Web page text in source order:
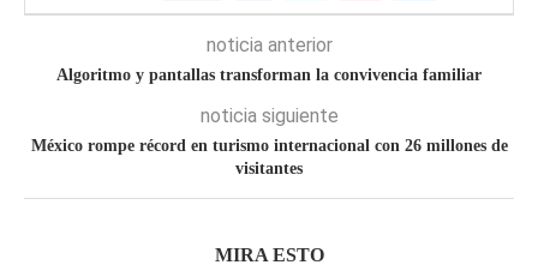
noticia anterior
Algoritmo y pantallas transforman la convivencia familiar
noticia siguiente
México rompe récord en turismo internacional con 26 millones de
visitantes
MIRA ESTO